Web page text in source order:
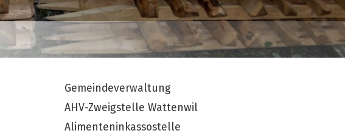
Gemeindeverwaltung
AHV-Zweigstelle Wattenwil
Alimenteninkassostelle